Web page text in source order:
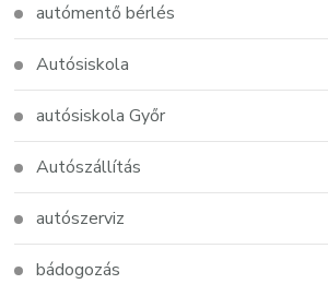
autómentő bérlés
Autósiskola
autósiskola Győr
Autószállítás
autószerviz
bádogozás